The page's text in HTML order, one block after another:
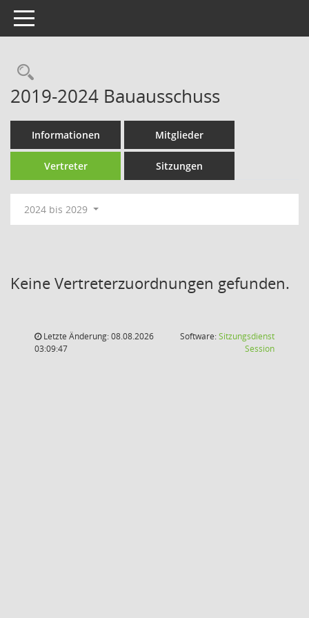
Toggle navigation
Rechercheauswahl
2019-2024 Bauausschuss
Informationen Mitglieder
Vertreter Sitzungen
2024 bis 2029
Keine Vertreterzuordnungen gefunden.
Letzte Änderung: 08.08.2026
03:09:47
Software:Sitzungsdienst
Session(Wird in